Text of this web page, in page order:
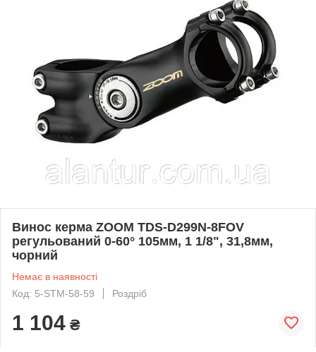
Винос керма ZOOM TDS-D299N-8FOV
регульований 0-60° 105мм, 1 1/8", 31,8мм,
чорний
Немає в наявності
Код: 5-STM-58-59
Роздріб
1 104 ₴